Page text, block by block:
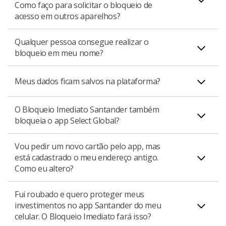
poraquiimediatamente.
confirma a identidade do dono da conta e cartão ao
solicitar o bloqueio. Além disso nenhum dado fica salvo
na plataforma.
Como faço para solicitar o bloqueio de
acesso em outros aparelhos?
Ao acessar o Bloqueio Imediato deverá aparecer todos
os aparelhos vinculados à sua conta, dessa forma você
poderá selecionar qual dispositivo deseja realizar o
bloqueio. Caso não apareça o aparelho que deseja
bloquear recomendamos que entre em contato com a
nossa Central de Atendimento.
Qualquer pessoa consegue realizar o
bloqueio em meu nome?
Não. A plataforma conta com camadas de autenticação
solicitando o bloqueio. Apenas o dono da conta e cartão
conseguem solicitar o bloqueio.
Meus dados ficam salvos na plataforma?
Não. Nenhum dado é salvo na plataforma.
O Bloqueio Imediato Santander também
bloqueia o app Select Global?
Não. Para solicitar o bloqueio do aplicativo Select Global
é necessário entrar em contato com a Central de
Atendimento.
Vou pedir um novo cartão pelo app, mas
está cadastrado o meu endereço antigo.
Como eu altero?
Você pode adicionar um novo endereço em: App
Santander ou Way > Menu > Configurações > Alterar
dados cadastrais.
Fui roubado e quero proteger meus
investimentos no app Santander do meu
celular. O Bloqueio Imediato fará isso?